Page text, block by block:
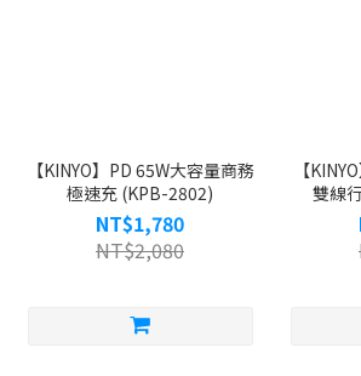
【KINYO】PD 65W大容量商務
極速充 (KPB-2802)
NT$1,780
NT$2,080
【
雙線